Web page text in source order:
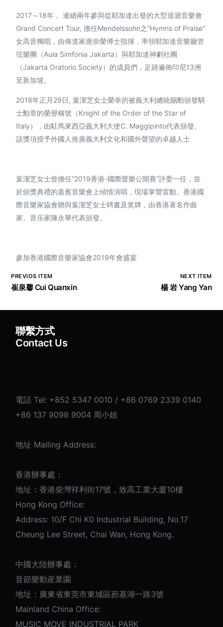
2017～18年， 連續兩年參與從耶加達出發的大型巡迴音樂會
Grand Concert Tour, 擔任Mendelssohn之“Hymns of Praise”
女高音獨唱，由佈道家唐崇榮博士指揮，率領耶加達音樂廳管
弦樂團（Aula Simfonia Jakarta）與耶加達神劇社團
（Jakarta Oratorio Society）的成員們，足跡遍佈印尼13洲
至新加坡。
2018年正月29日, 葉潔芝女士榮幸的被義大利總統賜勳頒發騎
士勳章的榮譽稱號（Knight of the Order of the Star of
Italy），由駐馬來西亞義大利大使C. Maggipinto代表頒發。
該獎項授予外國人推廣義大利文化和國外聲望的卓越人士
葉潔芝女士曾擔任“2019香港-國際聲樂公開賽”評委一任，並
於頒獎典禮的嘉賓音樂會上傾情演唱，現場掌聲雷動。香港國
際音樂家協會贈與葉潔芝女士聘書及奖牌，由香港著名作曲
家、音乐家陳永華代表頒發。
參加香港國際音樂家協會2019年會盛宴
PREVIOS ITEM
崔泉馨 Cui Quanxin
NEXT ITEM
楊 岩 Yang Yan
聯繫方式
Contact Us
電話 Tel: +852 5347 0010 / +86 0769 2339 0140
+86 137 9098 9004 周小姐
地址 Mailing Address:
香港辦事處：
地址：香港柴灣祥利街17號，致高工業大廈10樓
Hong Kong Office:
Address: 10/F Chi K0 Industrial Building, No.17
Cheung Lee Street, Chai Wan, Hong Kong.
中國大陸辦事處：
音節樂動産業園
地址：廣東省東莞市東城區蓢基湖一路3號
Mainland China Office:
MUSIC MOVE INDUSTRIAL PARK